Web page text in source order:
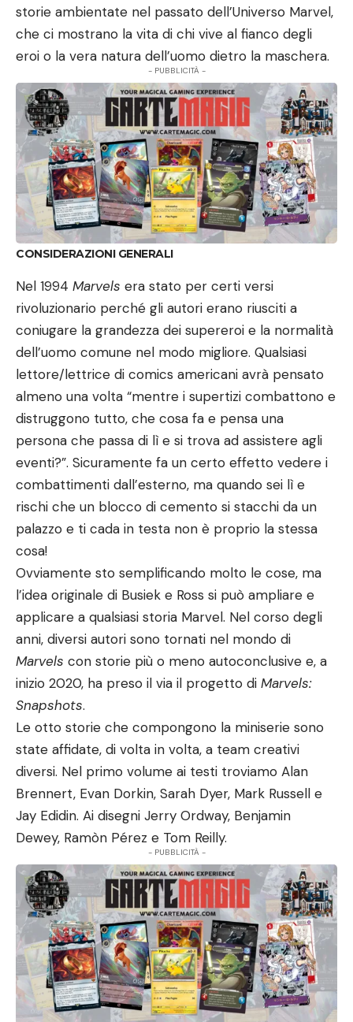
storie ambientate nel passato dell’Universo Marvel,
che ci mostrano la vita di chi vive al fianco degli
eroi o la vera natura dell’uomo dietro la maschera.
- PUBBLICITÀ -
CONSIDERAZIONI GENERALI
Nel 1994 Marvels era stato per certi versi
rivoluzionario perché gli autori erano riusciti a
coniugare la grandezza dei supereroi e la normalità
dell’uomo comune nel modo migliore. Qualsiasi
lettore/lettrice di comics americani avrà pensato
almeno una volta “mentre i supertizi combattono e
distruggono tutto, che cosa fa e pensa una
persona che passa di lì e si trova ad assistere agli
eventi?”. Sicuramente fa un certo effetto vedere i
combattimenti dall’esterno, ma quando sei lì e
rischi che un blocco di cemento si stacchi da un
palazzo e ti cada in testa non è proprio la stessa
cosa!
Ovviamente sto semplificando molto le cose, ma
l’idea originale di Busiek e Ross si può ampliare e
applicare a qualsiasi storia Marvel. Nel corso degli
anni, diversi autori sono tornati nel mondo di
Marvels con storie più o meno autoconclusive e, a
inizio 2020, ha preso il via il progetto di Marvels:
Snapshots.
Le otto storie che compongono la miniserie sono
state affidate, di volta in volta, a team creativi
diversi. Nel primo volume ai testi troviamo Alan
Brennert, Evan Dorkin, Sarah Dyer, Mark Russell e
Jay Edidin. Ai disegni Jerry Ordway, Benjamin
Dewey, Ramòn Pérez e Tom Reilly.
- PUBBLICITÀ -